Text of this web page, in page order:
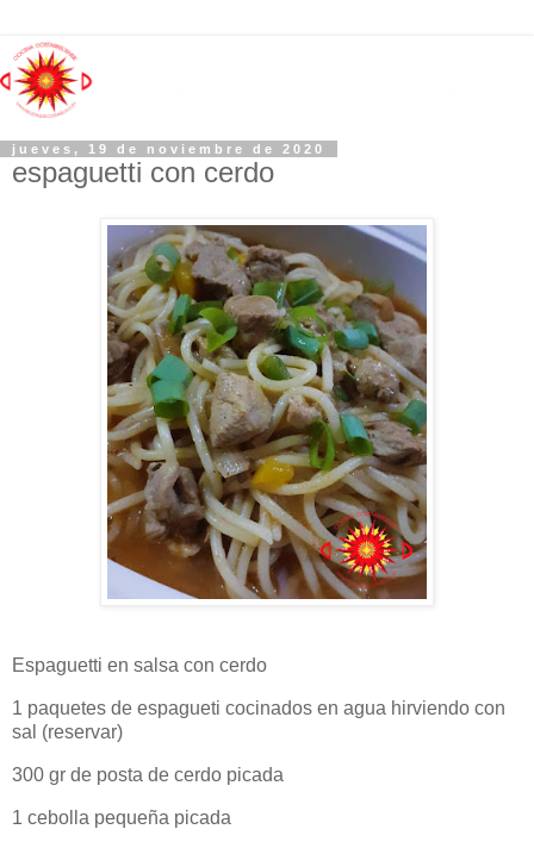
jueves, 19 de noviembre de 2020
espaguetti con cerdo
Espaguetti en salsa con cerdo
1 paquetes de espagueti cocinados en agua hirviendo con
sal (reservar)
300 gr de posta de cerdo picada
1 cebolla pequeña picada